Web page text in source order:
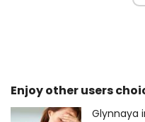
Enjoy other users
Glynnaya